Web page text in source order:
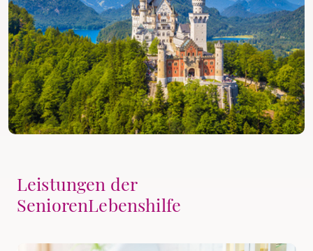
Leistungen der
SeniorenLebenshilfe